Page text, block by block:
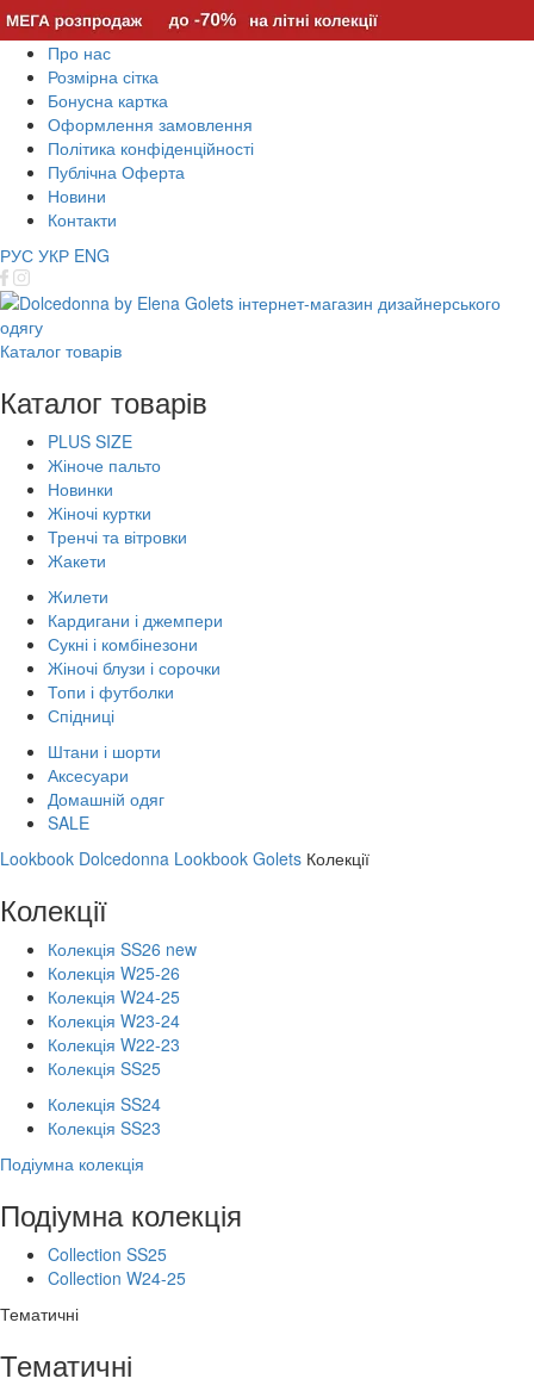
Про нас
Розмірна сітка
Бонусна картка
Оформлення замовлення
Політика конфіденційності
Публічна Оферта
Новини
Контакти
РУС УКР ENG
Каталог товарів
Каталог товарів
PLUS SIZE
Жіноче пальто
Новинки
Жіночі куртки
Тренчі та вітровки
Жакети
Жилети
Кардигани і джемпери
Сукні і комбінезони
Жіночі блузи і сорочки
Топи і футболки
Спідниці
Штани і шорти
Аксесуари
Домашній одяг
SALE
Lookbook Dolcedonna Lookbook Golets Колекції
Колекції
Колекція SS26 new
Колекція W25-26
Колекція W24-25
Колекція W23-24
Колекція W22-23
Колекція SS25
Колекція SS24
Колекція SS23
Подіумна колекція
Подіумна колекція
Collection SS25
Collection W24-25
Тематичні
Тематичні